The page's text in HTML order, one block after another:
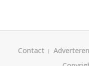
Contact Adverteren